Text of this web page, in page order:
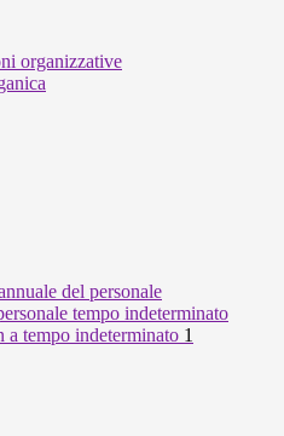
organizzative
del personale
tempo indeterminato
a tempo indeterminato 1